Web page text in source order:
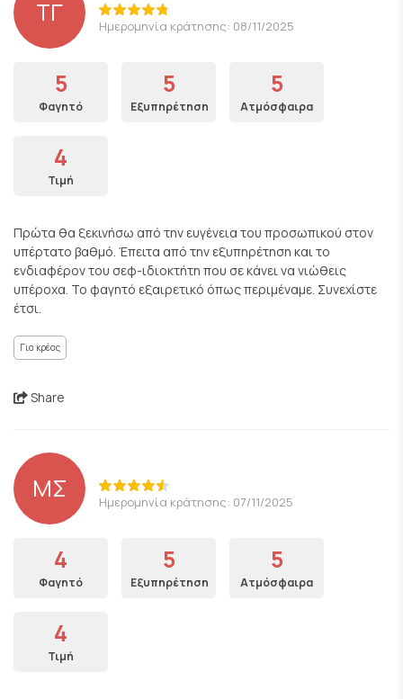
ΤΓ Ημερομηνία κράτησης: 08/11/2025
5
Φαγητό
5
Εξυπηρέτηση
5
Ατμόσφαιρα
4
Τιμή
Πρώτα θα ξεκινήσω από την ευγένεια του προσωπικού στον
υπέρτατο βαθμό. Έπειτα από την εξυπηρέτηση και το
ενδιαφέρον του σεφ-ιδιοκτήτη που σε κάνει να νιώθεις
υπέροχα. Το φαγητό εξαιρετικό όπως περιμέναμε. Συνεχίστε
έτσι.
Για κρέας
Share
ΜΣ Ημερομηνία κράτησης: 07/11/2025
4
Φαγητό
5
Εξυπηρέτηση
5
Ατμόσφαιρα
4
Τιμή